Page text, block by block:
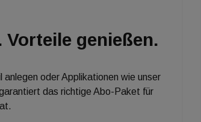
Dazu zählen Energie- und
und Lebensmittelindustrie,
genießen.
oder Applikationen wie unser
das richtige Abo-Paket für